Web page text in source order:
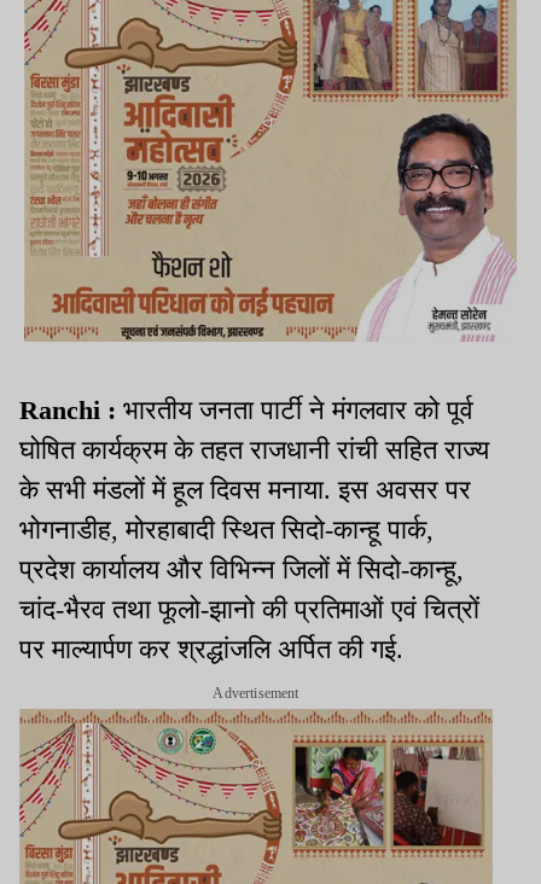
Ranchi : भारतीय जनता पार्टी ने मंगलवार को पूर्व
घोषित कार्यक्रम के तहत राजधानी रांची सहित राज्य
के सभी मंडलों में हूल दिवस मनाया. इस अवसर पर
भोगनाडीह, मोरहाबादी स्थित सिदो-कान्हू पार्क,
प्रदेश कार्यालय और विभिन्न जिलों में सिदो-कान्हू,
चांद-भैरव तथा फूलो-झानो की प्रतिमाओं एवं चित्रों
पर माल्यार्पण कर श्रद्धांजलि अर्पित की गई.
Advertisement